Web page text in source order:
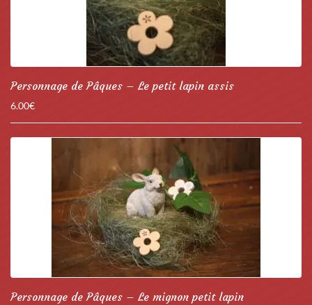
Personnage de Pâques – Le petit lapin assis
6.00€
Personnage de Pâques – Le mignon petit lapin